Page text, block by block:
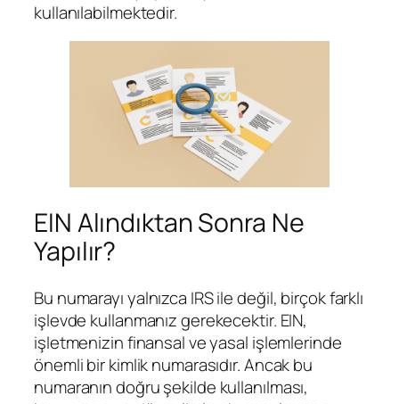
kullanılabilmektedir.
EIN Alındıktan Sonra Ne
Yapılır?
Bu numarayı yalnızca IRS ile değil, birçok farklı
işlevde kullanmanız gerekecektir. EIN,
işletmenizin finansal ve yasal işlemlerinde
önemli bir kimlik numarasıdır. Ancak bu
numaranın doğru şekilde kullanılması,